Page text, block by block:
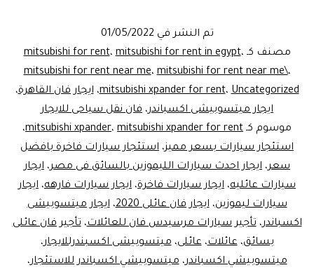
مصر
تم النشر في 01/05/2022
مصنف كـ
mitsubishi for rent،mitsubishi for rent in egypt،
mitsubishi for rent near me،mitsubishi for rent near me\،
mitsubishi xpander for rent،Uncategorized ،ايجار فان القاهرة،
ايجار ميتسوبيشى اكسباندر، فان نقل سياحى للايجار
موسوم كـ
mitsubishi xpander، mitsubishi xpander for rent
،
استئجار سيارات بسعر مميز، استئجار سيارات فاخرة بافضل
سعر، ايجار احدث سيارات الليموزين بالسائق فى مصر، ايجار
سيارات عائليه، ايجار سيارات فاخرة، ايجار سيارات فارهه، ايجار
سيارات ليموزين،ايجار فان عائلى 2020 ،ايجار ميتسوبيشى
اكسباندر،تأجير سيارات مرسيدس فان للعائلات،تأجير فان عائلى
بسائق،عائلات،عائلى،ميتسوبيشى اكسبندرللايجار،
ميتسوبيشي اكسباندر،ميتسوبيشي اكسباندر للاستئجار،